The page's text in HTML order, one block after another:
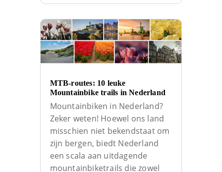
MTB-routes: 10 leuke
Mountainbike trails in Nederland
Mountainbiken in Nederland?
Zeker weten! Hoewel ons land
misschien niet bekendstaat om
zijn bergen, biedt Nederland
een scala aan uitdagende
mountainbiketrails die zowel